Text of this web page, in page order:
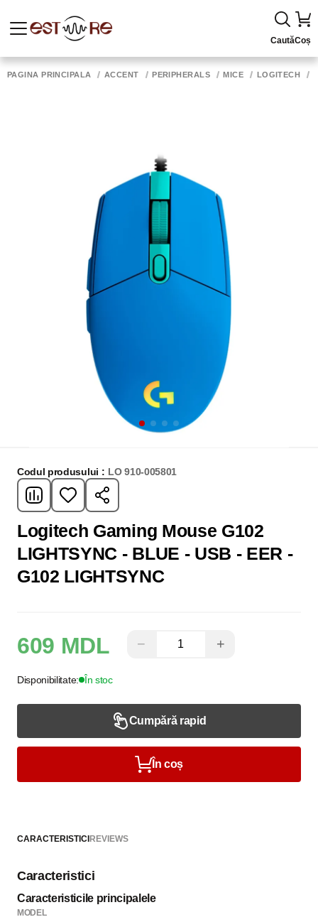
CautăCoș
PAGINA PRINCIPALĂ ACCENT PERIPHERALS MICE LOGITECH
Codul produsului : LO 910-005801
Logitech Gaming Mouse G102
LIGHTSYNC - BLUE - USB - EER -
G102 LIGHTSYNC
609 MDL − +
Disponibilitate: În stoc
Cumpără rapid
În coș
CARACTERISTICIREVIEWS
Caracteristici
Caracteristicile principalele
MODEL